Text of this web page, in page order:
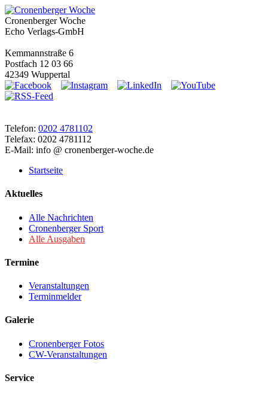
Cronenberger Woche
Echo Verlags-GmbH
Kemmannstraße 6
Postfach 12 03 66
42349 Wuppertal
Telefon: 0202 4781102
Telefax: 0202 4781112
E-Mail: info @ cronenberger-woche.de
Startseite
Aktuelles
Alle Nachrichten
Cronenberger Sport
Alle Ausgaben
Termine
Veranstaltungen
Terminmelder
Galerie
Cronenberger Fotos
CW-Veranstaltungen
Service